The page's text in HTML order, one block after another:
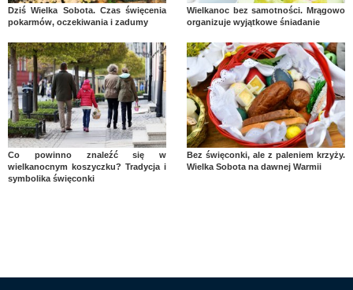
Dziś Wielka Sobota. Czas święcenia
pokarmów, oczekiwania i zadumy
Wielkanoc bez samotności. Mrągowo
organizuje wyjątkowe śniadanie
Co powinno znaleźć się w
wielkanocnym koszyczku? Tradycja i
symbolika święconki
Bez święconki, ale z paleniem krzyży.
Wielka Sobota na dawnej Warmii